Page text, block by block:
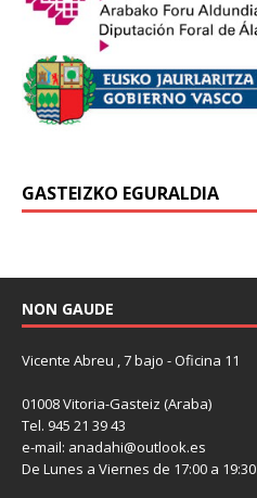
GASTEIZKO EGURALDIA
NON GAUDE
Vicente Abreu , 7 bajo - Oficina 11
01008 Vitoria-Gasteiz (Araba)
Tel. 945 21 39 43
e-mail: anadahi@outlook.es
De Lunes a Viernes de 17:00 a 19:30